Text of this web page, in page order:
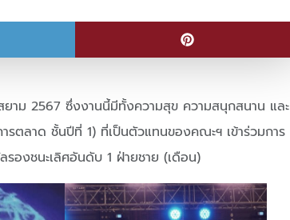
าม 2567 ซึ่งงานนี้มีทั้งความสุข ความสนุกสนาน และ
รตลาด ชั้นปีที่ 1) ที่เป็นตัวแทนของคณะฯ เข้าร่วมการ
องชนะเลิศอันดับ 1 ฝ่ายชาย (เดือน)